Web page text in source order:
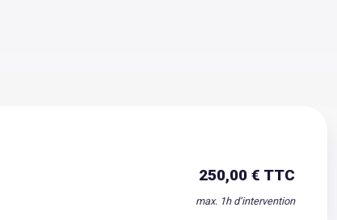
250,00 € TTC
max. 1h d’intervention